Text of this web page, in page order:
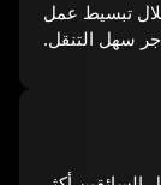
تبسيط عمل
سهل التنقل.